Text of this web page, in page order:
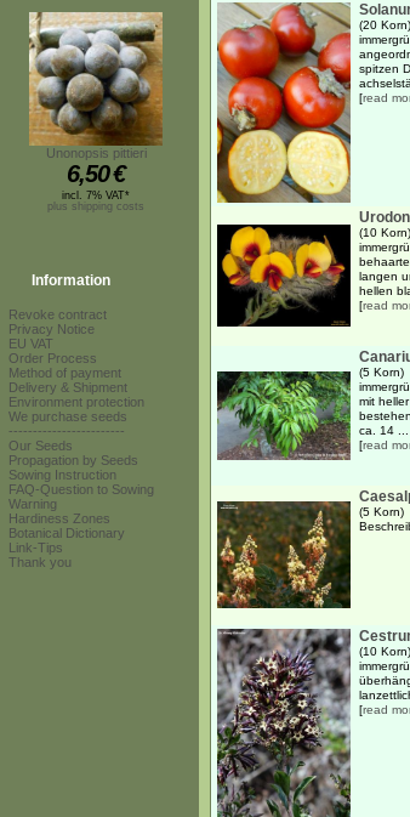
Unonopsis pittieri
6,50€
incl. 7% VAT*
plus shipping costs
Information
Revoke contract
Privacy Notice
EU VAT
Order Process
Method of payment
Delivery & Shipment
Environment protection
We purchase seeds
------------------------
Our Seeds
Propagation by Seeds
Sowing Instruction
FAQ-Question to Sowing
Warning
Hardiness Zones
Botanical Dictionary
Link-Tips
Thank you
(20 Korn)
spitzen
[read
(10 Korn)
langen
hellen
[read
(5 Korn)
mit
ca. 14 ...
[read
(5 Korn)
(10 Korn)
[read